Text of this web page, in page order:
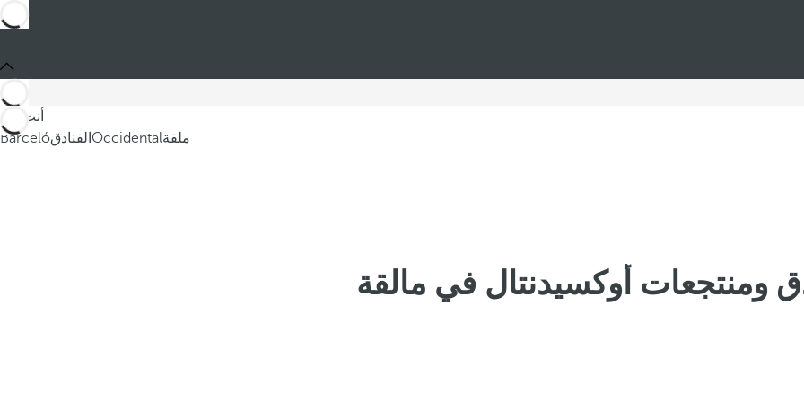
أنت في
Barcelóالفنادق Occidentalملقة
ومنتجعات أوكسيدنتال في مالقة